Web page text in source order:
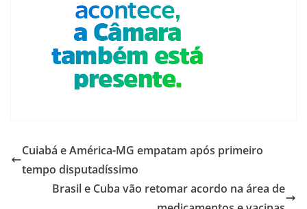
Cuiabá e América-MG empatam após primeiro
tempo disputadíssimo
Brasil e Cuba vão retomar acordo na área de